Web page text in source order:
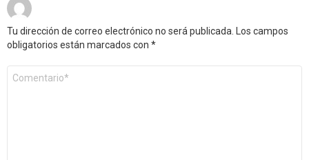
Tu dirección de correo electrónico no será publicada.
Los campos
obligatorios están marcados con *
Comentario